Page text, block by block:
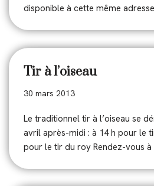
disponible à cette même adresse
Tir à l’oiseau
30 mars 2013
Le traditionnel tir à l’oiseau se
avril après-midi : à 14 h pour le
pour le tir du roy Rendez-vous